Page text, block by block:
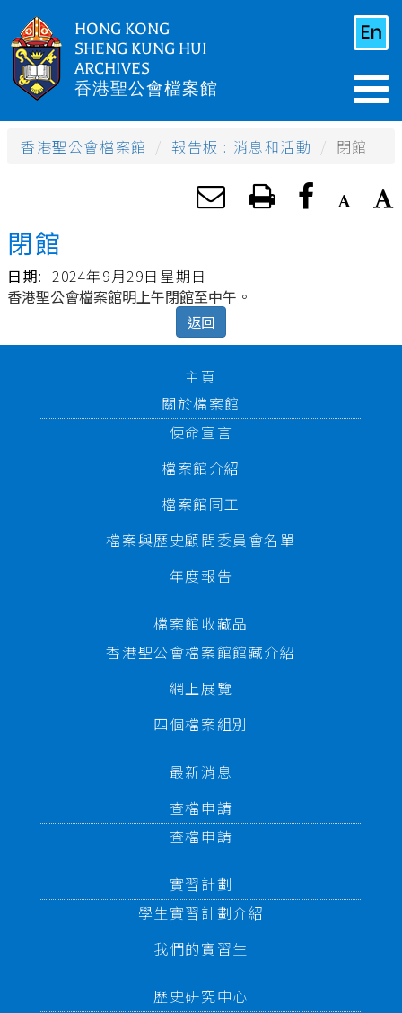
HONG KONG
SHENG KUNG HUI
ARCHIVES
香港聖公會檔案館
香港聖公會檔案館 報告板 : 消息和活動 閉館
閉館
日期: 2024年9月29日星期日
香港聖公會檔案館明上午閉館至中午。
返回
主頁
關於檔案館
使命宣言
檔案館介紹
檔案館同工
檔案與歷史顧問委員會名單
年度報告
檔案館收藏品
香港聖公會檔案館館藏介紹
網上展覽
四個檔案組別
最新消息
查檔申請
查檔申請
實習計劃
學生實習計劃介紹
我們的實習生
歷史研究中心